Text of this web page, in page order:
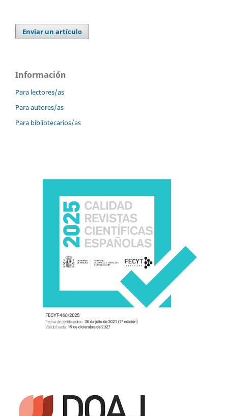
Enviar un artículo
Información
Para lectores/as
Para autores/as
Para bibliotecarios/as